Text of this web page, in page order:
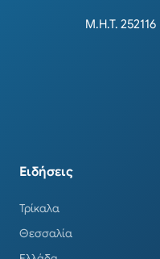
Μ.Η.Τ. 252116
Ειδήσεις
Τρίκαλα
Θεσσαλία